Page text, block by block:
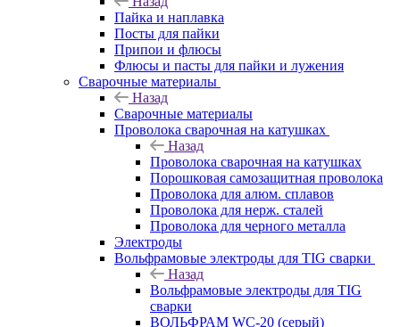
Пайка и наплавка
Посты для пайки
Припои и флюсы
Флюсы и пасты для пайки и лужения
Сварочные материалы
Назад
Сварочные материалы
Проволока сварочная на катушках
Назад
Проволока сварочная на катушках
Порошковая самозащитная проволока
Проволока для алюм. сплавов
Проволока для нерж. сталей
Проволока для черного металла
Электроды
Вольфрамовые электроды для TIG сварки
Назад
Вольфрамовые электроды для TIG
сварки
ВОЛЬФРАМ WC-20 (серый)